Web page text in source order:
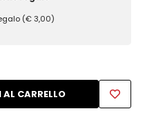
(€ 3,00)
CARRELLO